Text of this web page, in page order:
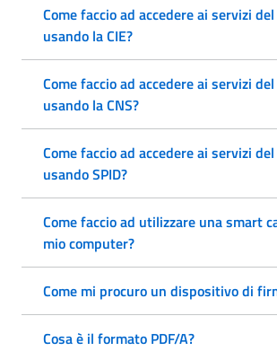
Come faccio ad accedere ai servizi
usando la CIE?
Come faccio ad accedere ai servizi
usando la CNS?
Come faccio ad accedere ai servizi
usando SPID?
Come faccio ad utilizzare una smart
mio computer?
Come mi procuro un dispositivo di
Cosa è il formato PDF/A?